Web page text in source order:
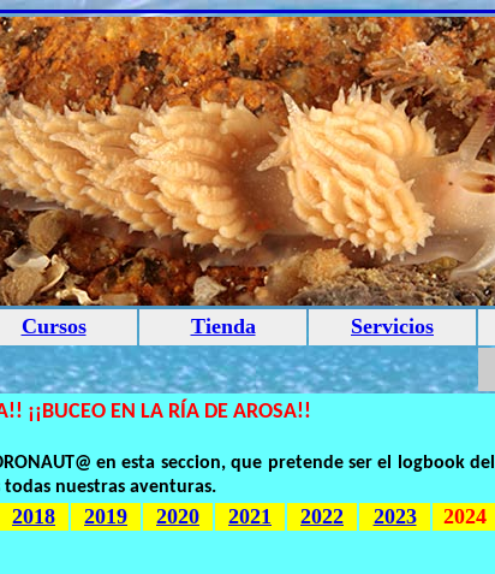
Cursos Tienda Servicios
¡¡BUCEO EN LA RÍA DE AROSA!!
en esta seccion, que pretende ser el logbook del
nuestras aventuras.
2018 2019 2020 2021 2022 2023
2024